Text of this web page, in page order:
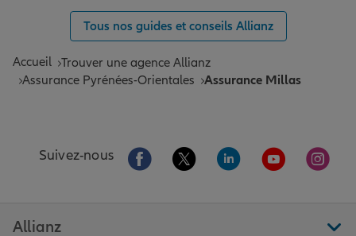
Tous nos guides et conseils Allianz
Accueil Trouver une agence Allianz
Assurance Pyrénées-Orientales
Assurance Millas
Suivez-nous Aller sur la page Facebook de Allianz
Aller sur la page Twitter de
Aller sur la page
Aller sur la
Aller
Allianz